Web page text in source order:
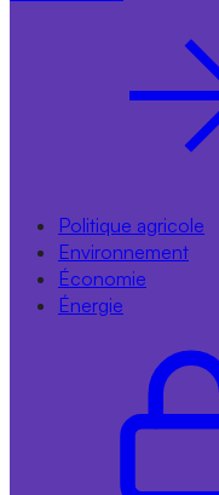
Politique agricole
Environnement
Économie
Énergie